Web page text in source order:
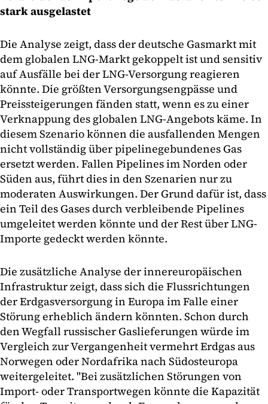
stark ausgelastet
Die Analyse zeigt, dass der deutsche Gasmarkt mit
dem globalen LNG-Markt gekoppelt ist und sensitiv
auf Ausfälle bei der LNG-Versorgung reagieren
könnte. Die größten Versorgungsengpässe und
Preissteigerungen fänden statt, wenn es zu einer
Verknappung des globalen LNG-Angebots käme. In
diesem Szenario können die ausfallenden Mengen
nicht vollständig über pipelinegebundenes Gas
ersetzt werden. Fallen Pipelines im Norden oder
Süden aus, führt dies in den Szenarien nur zu
moderaten Auswirkungen. Der Grund dafür ist, dass
ein Teil des Gases durch verbleibende Pipelines
umgeleitet werden könnte und der Rest über LNG-
Importe gedeckt werden könnte.
Die zusätzliche Analyse der innereuropäischen
Infrastruktur zeigt, dass sich die Flussrichtungen
der Erdgasversorgung in Europa im Falle einer
Störung erheblich ändern könnten. Schon durch
den Wegfall russischer Gaslieferungen würde im
Vergleich zur Vergangenheit vermehrt Erdgas aus
Norwegen oder Nordafrika nach Südosteuropa
weitergeleitet. "Bei zusätzlichen Störungen von
Import- oder Transportwegen könnte die Kapazität